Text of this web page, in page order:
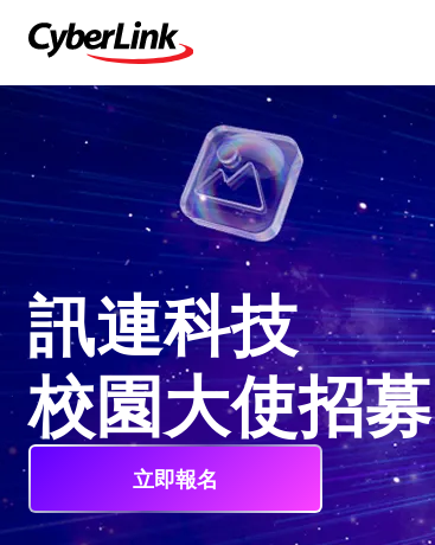
訊連科技
校園大使招募
立即報名